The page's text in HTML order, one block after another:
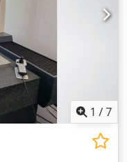
2.000 kg ovisi o
ručnim uređajem
Quartis R16
230 V, 50/60
napajanje
suh
1 /7